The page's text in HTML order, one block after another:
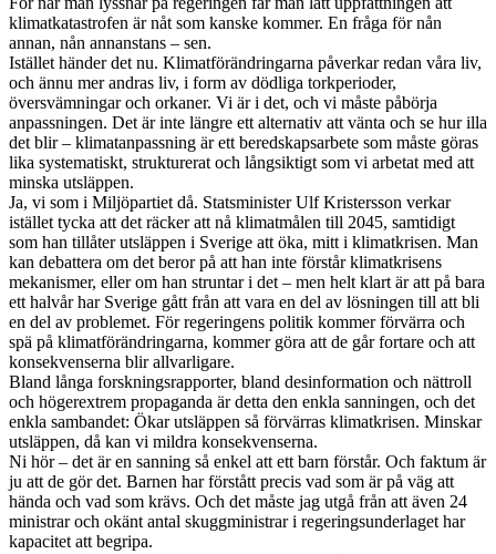
klimatkatastrofen är nåt som kanske kommer. En fråga för nån
annan, nån annanstans – sen.
Istället händer det nu. Klimatförändringarna påverkar redan våra liv,
och ännu mer andras liv, i form av dödliga torkperioder,
översvämningar och orkaner. Vi är i det, och vi måste påbörja
anpassningen. Det är inte längre ett alternativ att vänta och se hur illa
det blir – klimatanpassning är ett beredskapsarbete som måste göras
lika systematiskt, strukturerat och långsiktigt som vi arbetat med att
minska utsläppen.
Ja, vi som i Miljöpartiet då. Statsminister Ulf Kristersson verkar
istället tycka att det räcker att nå klimatmålen till 2045, samtidigt
som han tillåter utsläppen i Sverige att öka, mitt i klimatkrisen. Man
kan debattera om det beror på att han inte förstår klimatkrisens
mekanismer, eller om han struntar i det – men helt klart är att på bara
ett halvår har Sverige gått från att vara en del av lösningen till att bli
en del av problemet. För regeringens politik kommer förvärra och
spä på klimatförändringarna, kommer göra att de går fortare och att
konsekvenserna blir allvarligare.
Bland långa forskningsrapporter, bland desinformation och nättroll
och högerextrem propaganda är detta den enkla sanningen, och det
enkla sambandet: Ökar utsläppen så förvärras klimatkrisen. Minskar
utsläppen, då kan vi mildra konsekvenserna.
Ni hör – det är en sanning så enkel att ett barn förstår. Och faktum är
ju att de gör det. Barnen har förstått precis vad som är på väg att
hända och vad som krävs. Och det måste jag utgå från att även 24
ministrar och okänt antal skuggministrar i regeringsunderlaget har
kapacitet att begripa.